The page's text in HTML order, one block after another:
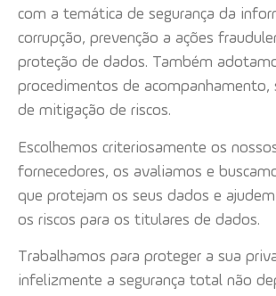
com a temática de segurança da
corrupção, prevenção a ações
proteção de dados. Também
procedimentos de acompanhamento,
de mitigação de riscos.
Escolhemos criteriosamente os
fornecedores, os avaliamos e
que protejam os seus dados e
os riscos para os titulares de dados.
Trabalhamos para proteger a sua
infelizmente a segurança total não